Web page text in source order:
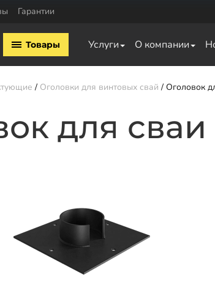
Гарантии
Товары Услуги О компании
Оголовки для винтовых свай
Оголовки для винтовых свай Оголовок
для